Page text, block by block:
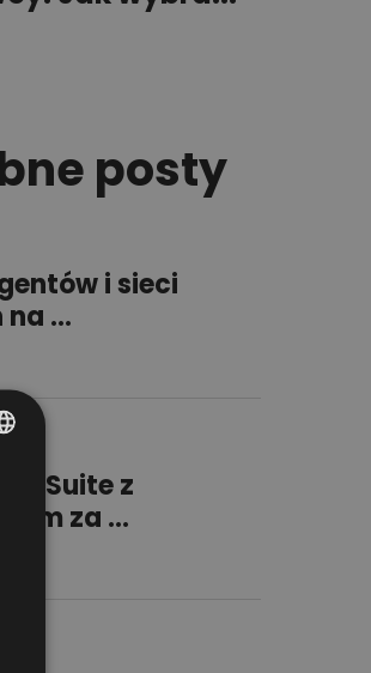
posty
i sieci
...
Suite z
za ...